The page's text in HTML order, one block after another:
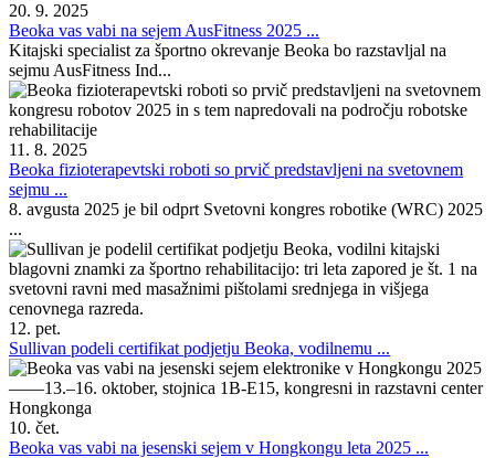
20. 9. 2025
Beoka vas vabi na sejem AusFitness 2025 ...
Kitajski specialist za športno okrevanje Beoka bo razstavljal na
sejmu AusFitness Ind...
11. 8. 2025
Beoka fizioterapevtski roboti so prvič predstavljeni na svetovnem
sejmu ...
8. avgusta 2025 je bil odprt Svetovni kongres robotike (WRC) 2025
...
12. pet.
Sullivan podeli certifikat podjetju Beoka, vodilnemu ...
10. čet.
Beoka vas vabi na jesenski sejem v Hongkongu leta 2025 ...